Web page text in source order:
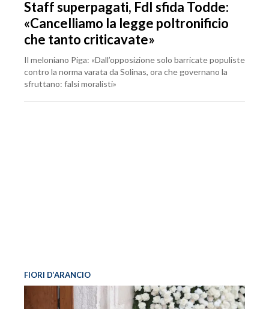
Staff superpagati, FdI sfida Todde:
«Cancelliamo la legge poltronificio
che tanto criticavate»
Il meloniano Piga: «Dall’opposizione solo barricate populiste
contro la norma varata da Solinas, ora che governano la
sfruttano: falsi moralisti»
FIORI D’ARANCIO